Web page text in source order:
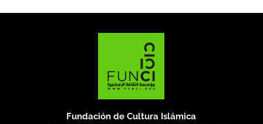
Fundación de Cultura Islámica